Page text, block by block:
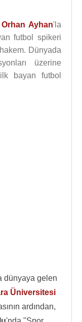
Orhan Ayhan'la
futbol spikeri
Dünyada
üzerine
bayan futbol
dünyaya gelen
Üniversitesi
ardından,